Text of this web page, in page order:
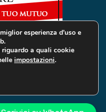
| All rights reserved |
esperienza d'uso e
a quali cookie
impostazioni.